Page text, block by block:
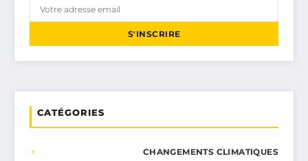
S'INSCRIRE
CATÉGORIES
CHANGEMENTS CLIMATIQUES